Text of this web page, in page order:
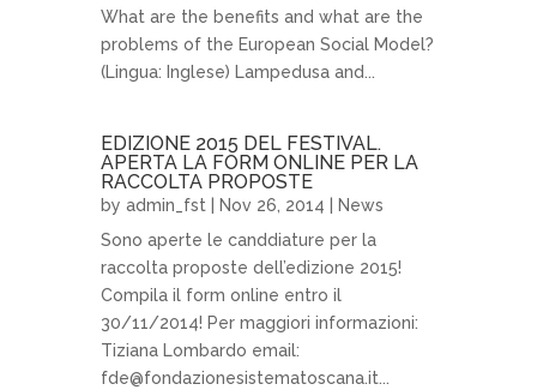
What are the benefits and what are the
problems of the European Social Model?
(Lingua: Inglese) Lampedusa and...
EDIZIONE 2015 DEL FESTIVAL.
APERTA LA FORM ONLINE PER LA
RACCOLTA PROPOSTE
by admin_fst | Nov 26, 2014 |
News
Sono aperte le canddiature per la
raccolta proposte dell’edizione 2015!
Compila il form online entro il
30/11/2014! Per maggiori informazioni:
Tiziana Lombardo email:
fde@fondazionesistematoscana.it...